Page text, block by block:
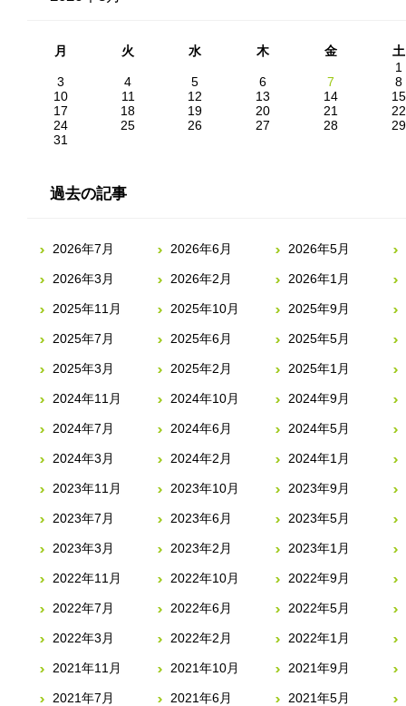
月 火 水 木 金
土
1
3
4 5 6 7
8
10
11 12 13 14
15
17
18 19 20 21
22
24
25 26 27 28
29
31
過去の記事
2026年7月 2026年6月 2026年5月
2026年3月 2026年2月 2026年1月
2025年11月 2025年10月 2025年9月
2025年7月 2025年6月 2025年5月
2025年3月 2025年2月 2025年1月
2024年11月 2024年10月 2024年9月
2024年7月 2024年6月 2024年5月
2024年3月 2024年2月 2024年1月
2023年11月 2023年10月 2023年9月
2023年7月 2023年6月 2023年5月
2023年3月 2023年2月 2023年1月
2022年11月 2022年10月 2022年9月
2022年7月 2022年6月 2022年5月
2022年3月 2022年2月 2022年1月
2021年11月 2021年10月 2021年9月
2021年7月 2021年6月 2021年5月